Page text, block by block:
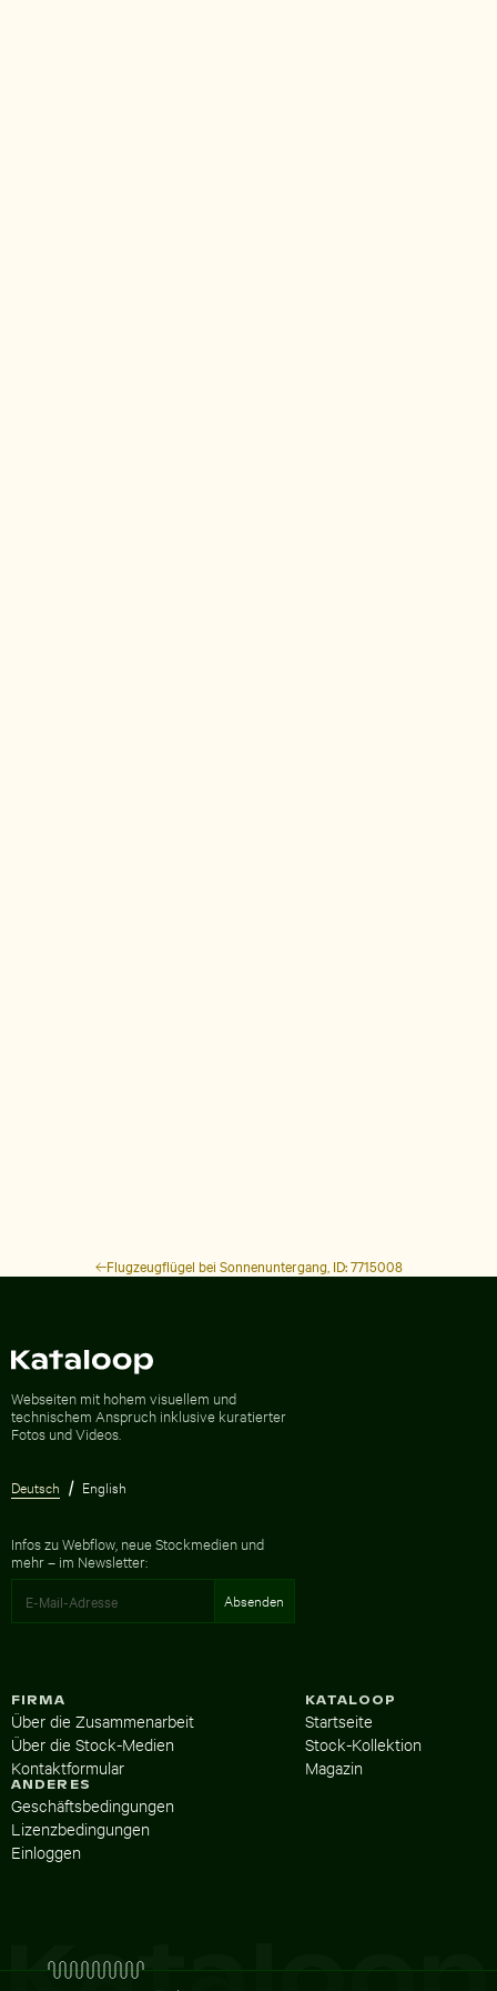
Flugzeugflügel bei Sonnenuntergang, ID: 7715008
Webseiten mit hohem visuellem und
technischem Anspruch inklusive kuratierter
Fotos und Videos.
Deutsch English
Infos zu Webflow, neue Stockmedien und
mehr – im Newsletter:
KATALOOP
Startseite
Stock-Kollektion
Magazin
FIRMA
Über die Zusammenarbeit
Über die Stock-Medien
Kontaktformular
ANDERES
Geschäftsbedingungen
Lizenzbedingungen
Einloggen